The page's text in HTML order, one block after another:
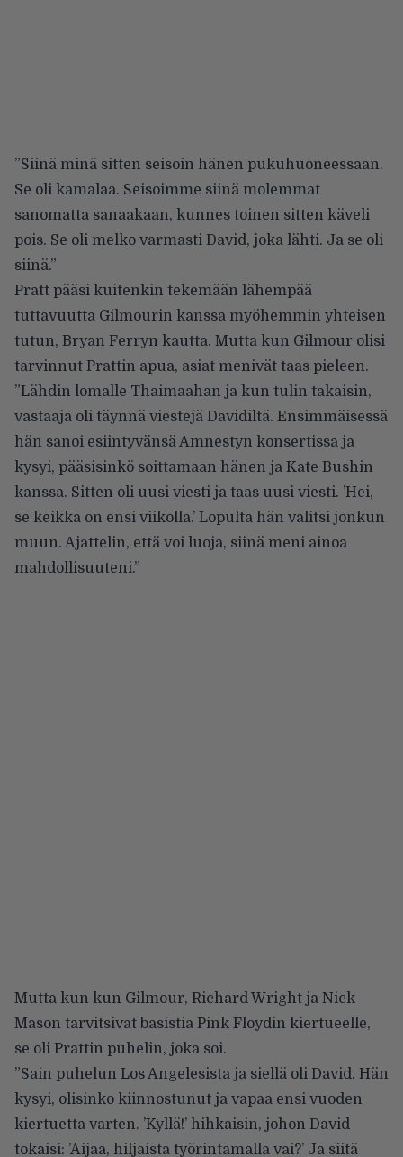
”Siinä minä sitten seisoin hänen pukuhuoneessaan.
Se oli kamalaa. Seisoimme siinä molemmat
sanomatta sanaakaan, kunnes toinen sitten käveli
pois. Se oli melko varmasti David, joka lähti. Ja se oli
siinä.”
Pratt pääsi kuitenkin tekemään lähempää
tuttavuutta Gilmourin kanssa myöhemmin yhteisen
tutun, Bryan Ferryn kautta. Mutta kun Gilmour olisi
tarvinnut Prattin apua, asiat menivät taas pieleen.
”Lähdin lomalle Thaimaahan ja kun tulin takaisin,
vastaaja oli täynnä viestejä Davidiltä. Ensimmäisessä
hän sanoi esiintyvänsä Amnestyn konsertissa ja
kysyi, pääsisinkö soittamaan hänen ja Kate Bushin
kanssa. Sitten oli uusi viesti ja taas uusi viesti. ’Hei,
se keikka on ensi viikolla.’ Lopulta hän valitsi jonkun
muun. Ajattelin, että voi luoja, siinä meni ainoa
mahdollisuuteni.”
Mutta kun kun Gilmour, Richard Wright ja Nick
Mason tarvitsivat basistia Pink Floydin kiertueelle,
se oli Prattin puhelin, joka soi.
”Sain puhelun Los Angelesista ja siellä oli David. Hän
kysyi, olisinko kiinnostunut ja vapaa ensi vuoden
kiertuetta varten. ’Kyllä!’ hihkaisin, johon David
tokaisi: ’Aijaa, hiljaista työrintamalla vai?’ Ja siitä